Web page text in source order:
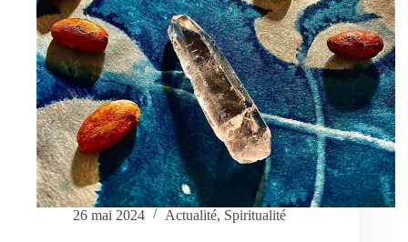
26 mai 2024 Actualité, Spiritualité